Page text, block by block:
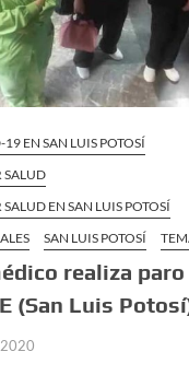
EN SAN LUIS POTOSÍ
SALUD
SALUD EN SAN LUIS POTOSÍ
SAN LUIS POTOSÍ
realiza
(San Luis